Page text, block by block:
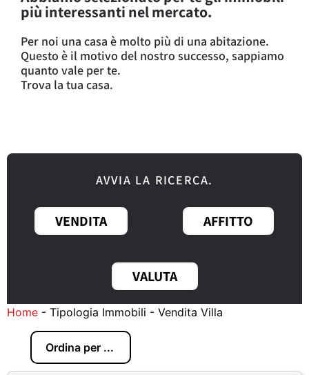
più interessanti nel mercato.
Per noi una casa è molto più di una abitazione.
Questo è il motivo del nostro successo, sappiamo
quanto vale per te.
Trova la tua casa.
AVVIA LA RICERCA.
VENDITA AFFITTO
VALUTA
Home - Tipologia Immobili - Vendita Villa